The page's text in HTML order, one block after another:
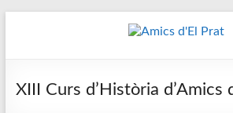
d'El
nascuda amb
XIII Curs d’Història d’Amics